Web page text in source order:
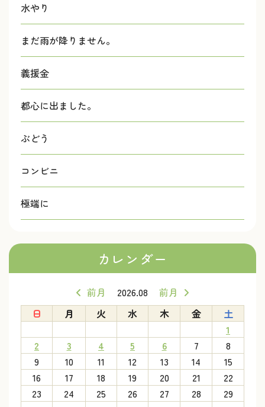
水やり
まだ雨が降りません。
義援金
都心に出ました。
ぶどう
コンビニ
極端に
カレンダー
前月 2026.08
前月
日
月 火 水 木 金
土
1
2
3 4 5 6 7
8
9
10 11 12 13 14
15
16
17 18 19 20 21
22
23
24 25 26 27 28
29